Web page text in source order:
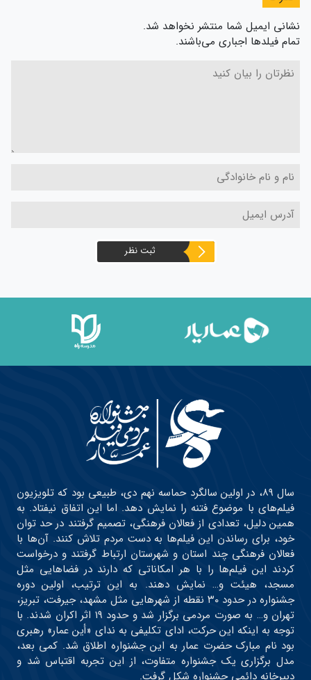
نشانی ایمیل شما منتشر نخواهد شد.
تمام فیلدها اجباری می‌باشند.
ثبت نظر
سال ۸۹، در اولین سالگرد حماسه نهم دی، طبیعی بود که تلویزیون
فیلم‌های با موضوع فتنه را نمایش دهد. اما این اتفاق نیفتاد. به
همین دلیل، تعدادی از فعالان فرهنگی، تصمیم گرفتند در حد توان
خود، برای رساندن این فیلم‌ها به دست مردم تلاش کنند. آن‌ها با
فعالان فرهنگی چند استان و شهرستان ارتباط گرفتند و درخواست
کردند این فیلم‌ها را با هر امکاناتی که دارند در فضاهایی مثل
مسجد، هیئت و… نمایش دهند. به این ترتیب، اولین دوره
جشنواره در حدود ۳۰ نقطه از شهرهایی مثل مشهد، جیرفت، تبریز،
تهران و… به صورت مردمی برگزار شد و حدود ۱۹ اثر اکران شدند. با
توجه به اینکه این حرکت، ادای تکلیفی به ندای «أین عمار» رهبری
بود نام مبارک حضرت عمار به این جشنواره اطلاق شد. کمی بعد،
مدل برگزاری یک جشنواره متفاوت، از این تجربه اقتباس شد و
دبیرخانه دائمی جشنواره شکل گرفت.